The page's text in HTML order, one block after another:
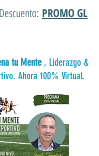
PROMO GL
tu Mente, Liderazgo &
Ahora 100% Virtual.